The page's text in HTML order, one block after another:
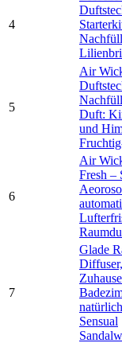
4
5
Air
Duft:
und
6
Air
Fresh –
7
Glade
Sensual